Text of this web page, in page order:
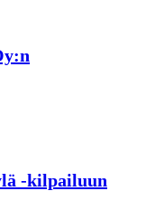
-kilpailuun